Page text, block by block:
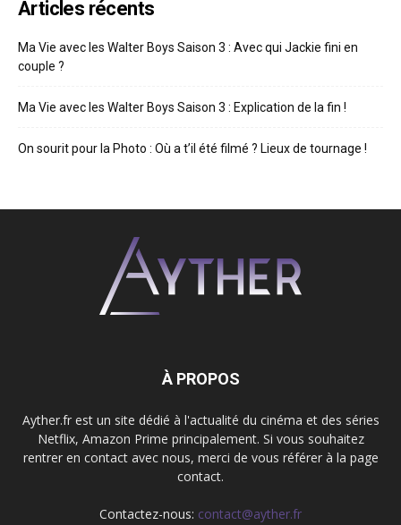
Articles récents
Ma Vie avec les Walter Boys Saison 3 : Avec qui Jackie fini en
couple ?
Ma Vie avec les Walter Boys Saison 3 : Explication de la fin !
On sourit pour la Photo : Où a t’il été filmé ? Lieux de tournage !
À PROPOS
Ayther.fr est un site dédié à l'actualité du cinéma et des séries
Netflix, Amazon Prime principalement. Si vous souhaitez
rentrer en contact avec nous, merci de vous référer à la page
contact.
Contactez-nous: contact@ayther.fr